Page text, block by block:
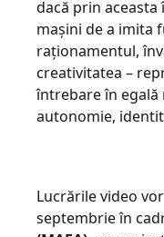
dacă prin
mașini de a imita
raționamentul,
creativitatea –
întrebare în egală
autonomie,
Lucrările video
septembrie în